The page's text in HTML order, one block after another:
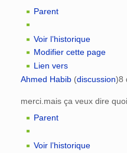
Parent
Voir l’historique
Modifier cette page
Lien vers
Ahmed Habib (discussion)8
merci.mais ça veux dire
Parent
Voir l’historique